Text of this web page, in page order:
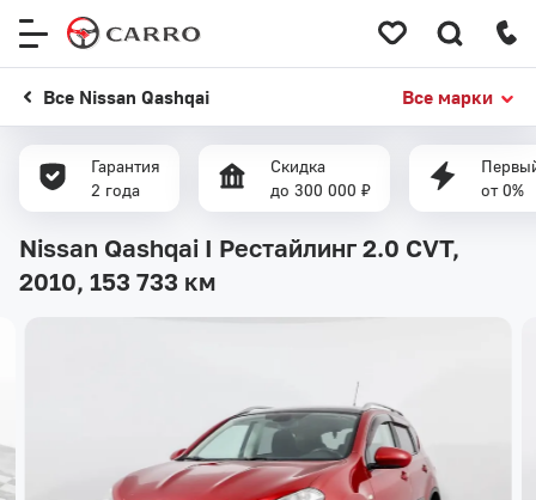
Все Nissan Qashqai Все марки
Гарантия
2 года
Скидка
до 300 000 ₽
от 0%
Nissan Qashqai I Рестайлинг 2.0 CVT,
2010, 153 733 км